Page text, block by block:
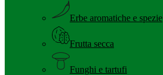
Erbe aromatiche e spezie
Frutta secca
Funghi e tartufi